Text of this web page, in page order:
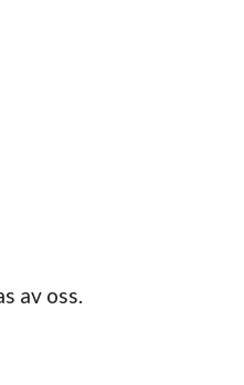
av oss.